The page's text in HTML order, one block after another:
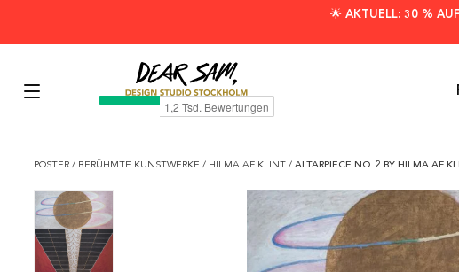
🌟 AKTUELL: 30 %
POSTER / BERÜHMTE KUNSTWERKE / HILMA AF KLINT / ALTARPIECE NO. 2 BY HILMA AF